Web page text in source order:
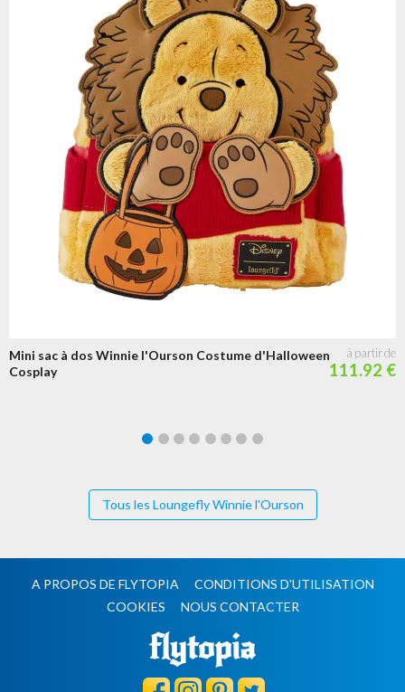
Mini sac à dos Winnie l'Ourson Costume d'Halloween
Cosplay
111.92 €
Tous les Loungefly Winnie l'Ourson
A PROPOS DE FLYTOPIA
CONDITIONS D'UTILISATION
COOKIES
NOUS CONTACTER